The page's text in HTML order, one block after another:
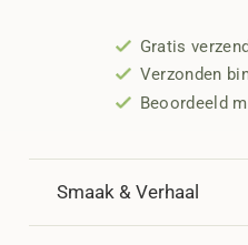
Gratis
Verzonden
Beoordeeld
Smaak & Verhaal